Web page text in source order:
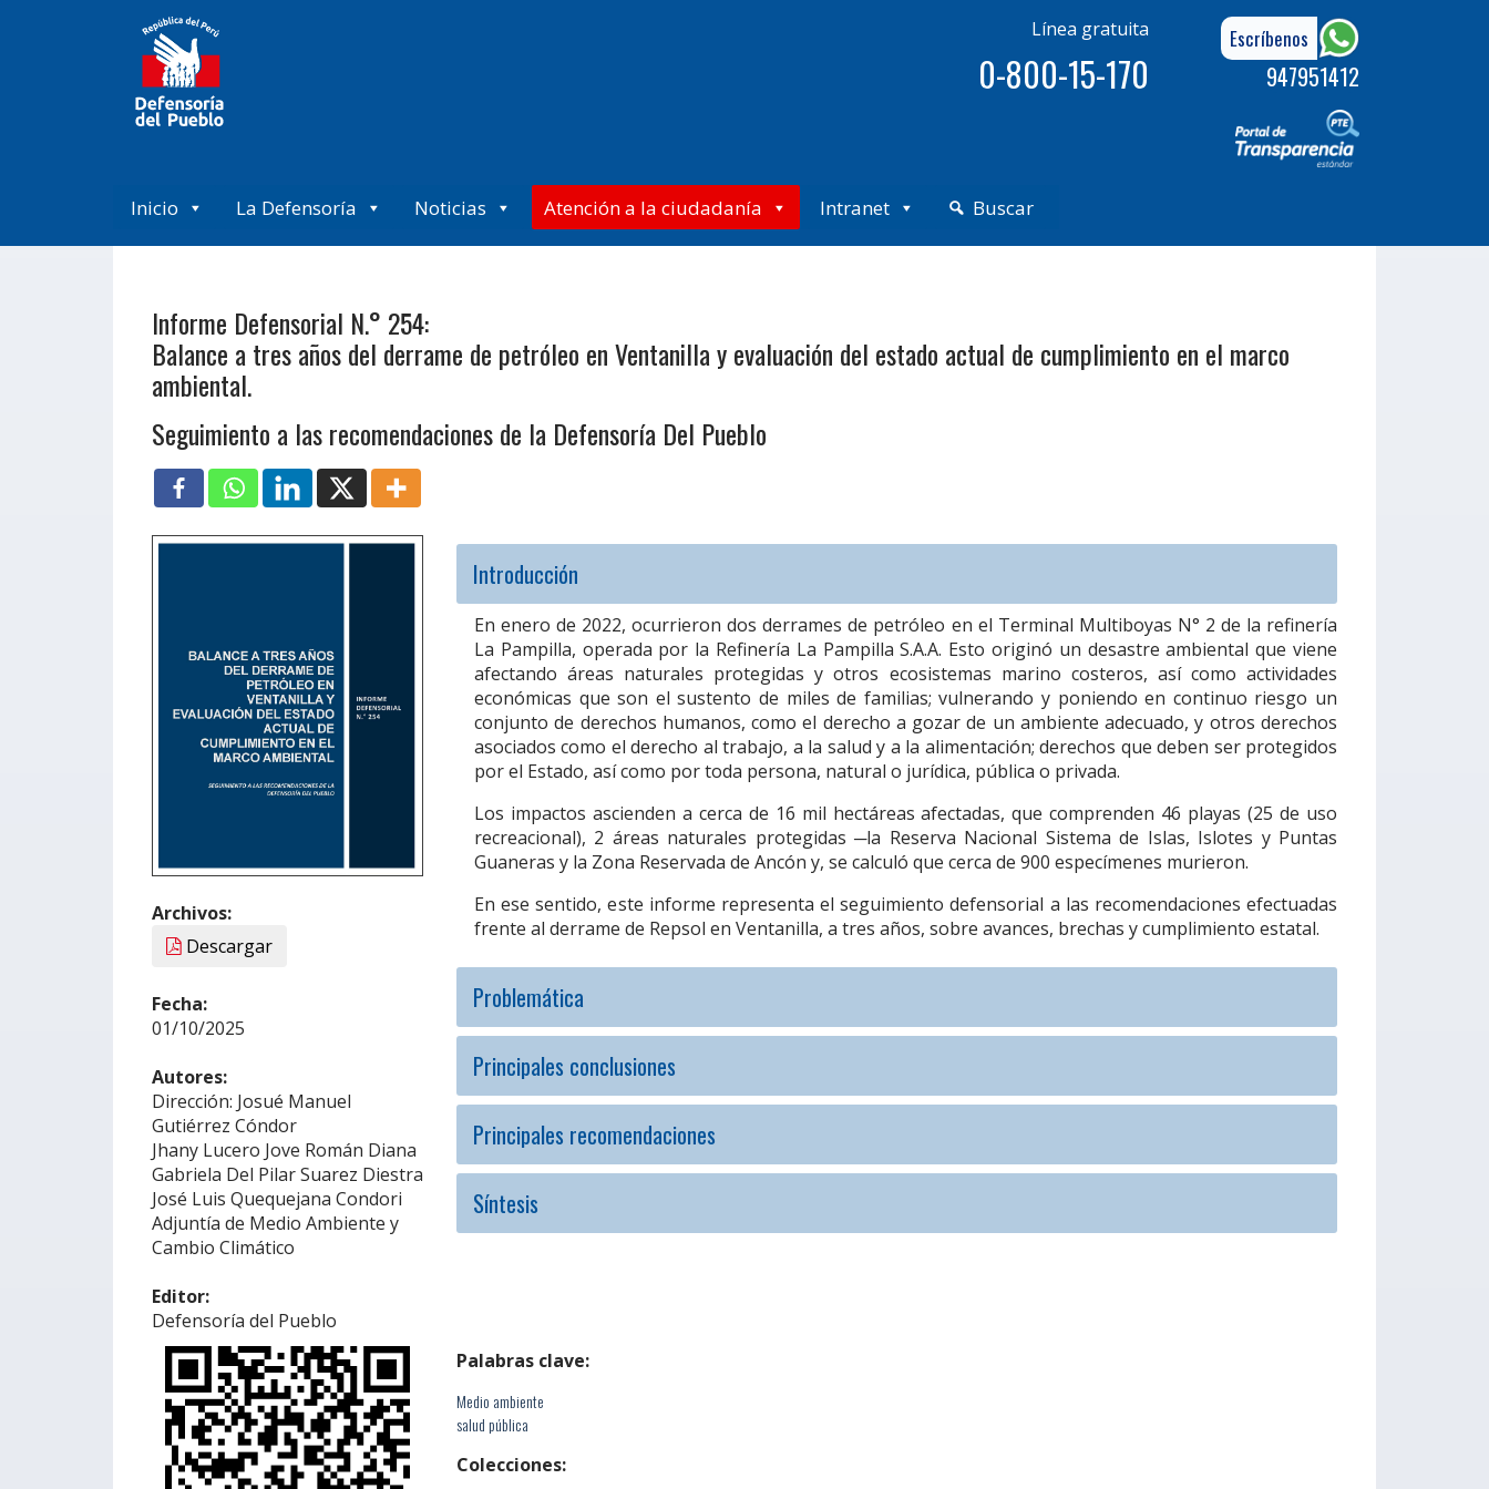
Línea gratuita
0-800-15-170
Escríbenos
947951412
Inicio La Defensoría Noticias Atención a la ciudadanía Intranet Buscar
Informe Defensorial N.° 254:
Balance a tres años del derrame de petróleo en Ventanilla y evaluación del estado actual de cumplimiento en el marco
ambiental.
Seguimiento a las recomendaciones de la Defensoría Del Pueblo
Archivos:
Descargar
Fecha:
01/10/2025
Autores:
Dirección: Josué Manuel
Gutiérrez Cóndor
Jhany Lucero Jove Román Diana
Gabriela Del Pilar Suarez Diestra
José Luis Quequejana Condori
Adjuntía de Medio Ambiente y
Cambio Climático
Editor:
Defensoría del Pueblo
Introducción
En enero de 2022, ocurrieron dos derrames de petróleo en el Terminal Multiboyas N° 2 de la refinería
La Pampilla, operada por la Refinería La Pampilla S.A.A. Esto originó un desastre ambiental que viene
afectando áreas naturales protegidas y otros ecosistemas marino costeros, así como actividades
económicas que son el sustento de miles de familias; vulnerando y poniendo en continuo riesgo un
conjunto de derechos humanos, como el derecho a gozar de un ambiente adecuado, y otros derechos
asociados como el derecho al trabajo, a la salud y a la alimentación; derechos que deben ser protegidos
por el Estado, así como por toda persona, natural o jurídica, pública o privada.
Los impactos ascienden a cerca de 16 mil hectáreas afectadas, que comprenden 46 playas (25 de uso
recreacional), 2 áreas naturales protegidas ─la Reserva Nacional Sistema de Islas, Islotes y Puntas
Guaneras y la Zona Reservada de Ancón y, se calculó que cerca de 900 especímenes murieron.
En ese sentido, este informe representa el seguimiento defensorial a las recomendaciones efectuadas
frente al derrame de Repsol en Ventanilla, a tres años, sobre avances, brechas y cumplimiento estatal.
Problemática
Principales conclusiones
Principales recomendaciones
Síntesis
Palabras clave:
Medio ambiente
salud pública
Colecciones: